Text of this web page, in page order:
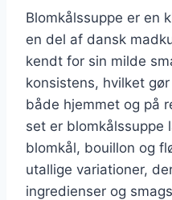
Blomkålssuppe er en
en del af dansk
kendt for sin milde
konsistens, hvilket
både hjemmet og på
set er blomkålssuppe
blomkål, bouillon og
utallige variationer,
ingredienser og